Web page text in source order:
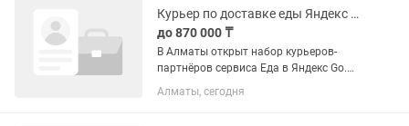
Курьер по доставке еды Яндекс Go в Алматы
до 870 000 ₸
В Алматы открыт набор курьеров-
партнёров сервиса Еда в Яндекс Go.
Можно доставлять заказы пешком, на
велосипеде, мотоцикле или
Алматы, сегодня